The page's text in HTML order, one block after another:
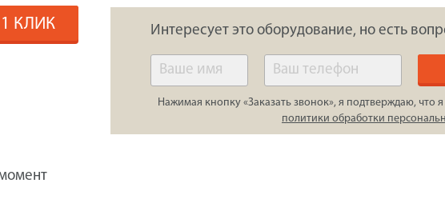
КЛИК Интересует это оборудование, но есть
Нажимая кнопку «Заказать звонок», я подтверждаю, что
политики обработки